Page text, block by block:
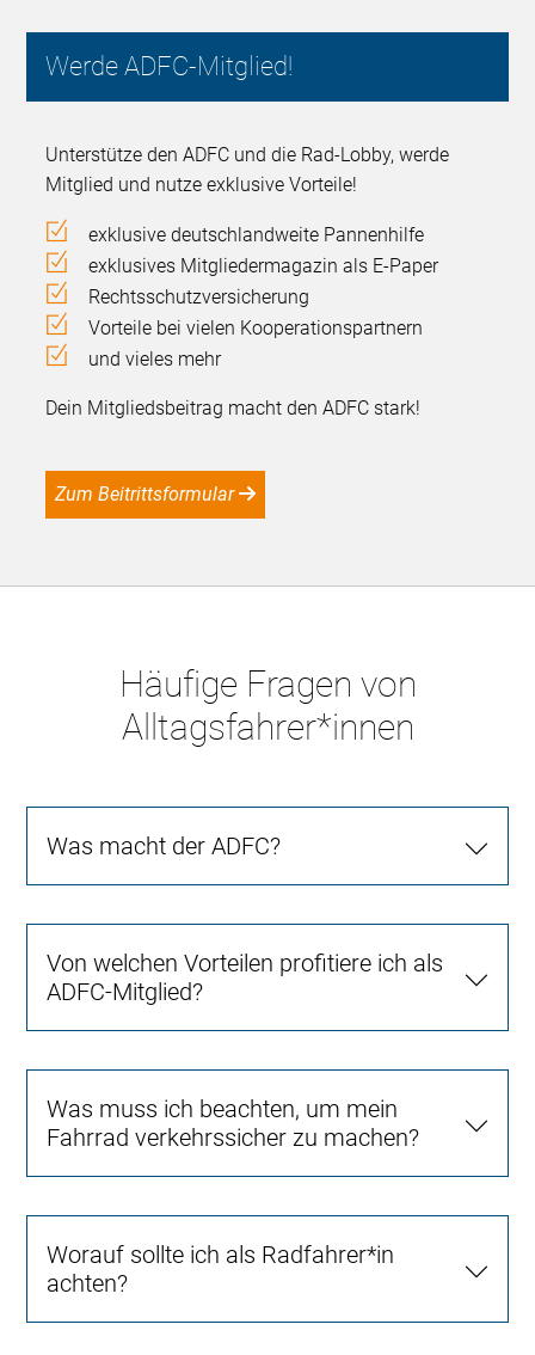
Werde ADFC-Mitglied!
Unterstütze den ADFC und die Rad-Lobby, werde
Mitglied und nutze exklusive Vorteile!
exklusive deutschlandweite Pannenhilfe
exklusives Mitgliedermagazin als E-Paper
Rechtsschutzversicherung
Vorteile bei vielen Kooperationspartnern
und vieles mehr
Dein Mitgliedsbeitrag macht den ADFC stark!
Zum Beitrittsformular
Häufige Fragen von
Alltagsfahrer*innen
Was macht der ADFC?
Von welchen Vorteilen profitiere ich als
ADFC-Mitglied?
Was muss ich beachten, um mein
Fahrrad verkehrssicher zu machen?
Worauf sollte ich als Radfahrer*in
achten?